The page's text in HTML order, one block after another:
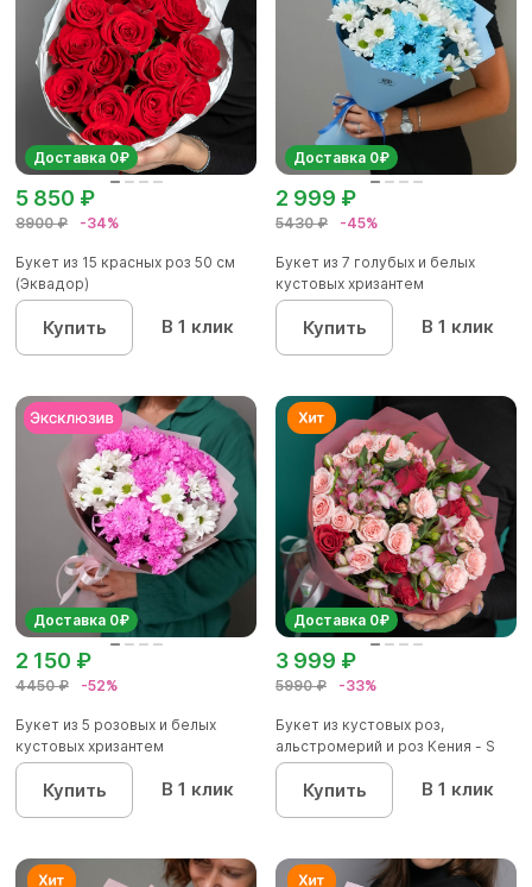
Доставка 0₽
8900 ₽ -34%
5 850 ₽
Букет из 15 красных роз 50 см
(Эквадор)
Купить В 1 клик
Доставка 0₽
5430 ₽ -45%
2 999 ₽
Букет из 7 голубых и белых
кустовых хризантем
Купить В 1 клик
Доставка 0₽
4450 ₽ -52%
2 150 ₽
Букет из 5 розовых и белых
кустовых хризантем
Купить В 1 клик
Доставка 0₽
5990 ₽ -33%
3 999 ₽
Букет из кустовых роз,
альстромерий и роз Кения - S
Купить В 1 клик